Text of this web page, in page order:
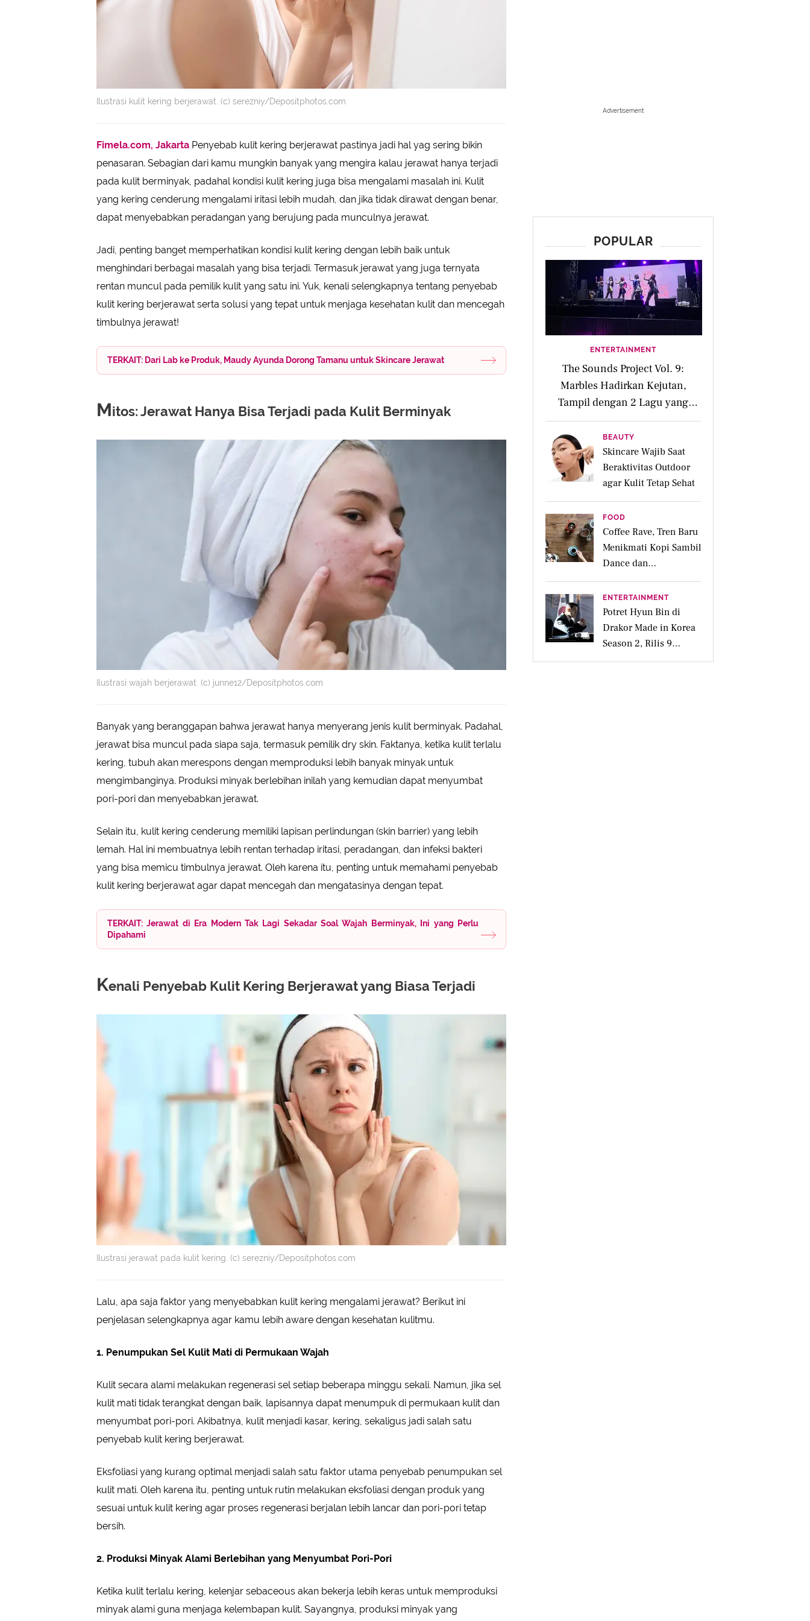
Ilustrasi kulit kering berjerawat. (c) serezniy/Depositphotos.com
Fimela.com, Jakarta Penyebab kulit kering berjerawat pastinya jadi hal yag sering bikin
penasaran. Sebagian dari kamu mungkin banyak yang mengira kalau jerawat hanya terjadi
pada kulit berminyak, padahal kondisi kulit kering juga bisa mengalami masalah ini. Kulit
yang kering cenderung mengalami iritasi lebih mudah, dan jika tidak dirawat dengan benar,
dapat menyebabkan peradangan yang berujung pada munculnya jerawat.
Jadi, penting banget memperhatikan kondisi kulit kering dengan lebih baik untuk
menghindari berbagai masalah yang bisa terjadi. Termasuk jerawat yang juga ternyata
rentan muncul pada pemilik kulit yang satu ini. Yuk, kenali selengkapnya tentang penyebab
kulit kering berjerawat serta solusi yang tepat untuk menjaga kesehatan kulit dan mencegah
timbulnya jerawat!
TERKAIT: Dari Lab ke Produk, Maudy Ayunda Dorong Tamanu untuk Skincare Jerawat
Mitos: Jerawat Hanya Bisa Terjadi pada Kulit Berminyak
Ilustrasi wajah berjerawat. (c) junne12/Depositphotos.com
Banyak yang beranggapan bahwa jerawat hanya menyerang jenis kulit berminyak. Padahal,
jerawat bisa muncul pada siapa saja, termasuk pemilik dry skin. Faktanya, ketika kulit terlalu
kering, tubuh akan merespons dengan memproduksi lebih banyak minyak untuk
mengimbanginya. Produksi minyak berlebihan inilah yang kemudian dapat menyumbat
pori-pori dan menyebabkan jerawat.
Selain itu, kulit kering cenderung memiliki lapisan perlindungan (skin barrier) yang lebih
lemah. Hal ini membuatnya lebih rentan terhadap iritasi, peradangan, dan infeksi bakteri
yang bisa memicu timbulnya jerawat. Oleh karena itu, penting untuk memahami penyebab
kulit kering berjerawat agar dapat mencegah dan mengatasinya dengan tepat.
TERKAIT: Jerawat di Era Modern Tak Lagi Sekadar Soal Wajah Berminyak, Ini yang Perlu
Dipahami
Kenali Penyebab Kulit Kering Berjerawat yang Biasa Terjadi
Ilustrasi jerawat pada kulit kering. (c) serezniy/Depositphotos.com
Lalu, apa saja faktor yang menyebabkan kulit kering mengalami jerawat? Berikut ini
penjelasan selengkapnya agar kamu lebih aware dengan kesehatan kulitmu.
1. Penumpukan Sel Kulit Mati di Permukaan Wajah
Kulit secara alami melakukan regenerasi sel setiap beberapa minggu sekali. Namun, jika sel
kulit mati tidak terangkat dengan baik, lapisannya dapat menumpuk di permukaan kulit dan
menyumbat pori-pori. Akibatnya, kulit menjadi kasar, kering, sekaligus jadi salah satu
penyebab kulit kering berjerawat.
Eksfoliasi yang kurang optimal menjadi salah satu faktor utama penyebab penumpukan sel
kulit mati. Oleh karena itu, penting untuk rutin melakukan eksfoliasi dengan produk yang
sesuai untuk kulit kering agar proses regenerasi berjalan lebih lancar dan pori-pori tetap
bersih.
2. Produksi Minyak Alami Berlebihan yang Menyumbat Pori-Pori
Ketika kulit terlalu kering, kelenjar sebaceous akan bekerja lebih keras untuk memproduksi
minyak alami guna menjaga kelembapan kulit. Sayangnya, produksi minyak yang
Advertisement
POPULAR
ENTERTAINMENT
The Sounds Project Vol. 9:
Marbles Hadirkan Kejutan,
Tampil dengan 2 Lagu yang
Belum Rilis
BEAUTY
Skincare Wajib Saat
Beraktivitas Outdoor
agar Kulit Tetap Sehat
FOOD
Coffee Rave, Tren Baru
Menikmati Kopi Sambil
Dance dan
Bersosialisasi
ENTERTAINMENT
Potret Hyun Bin di
Drakor Made in Korea
Season 2, Rilis 9
September Mendatang